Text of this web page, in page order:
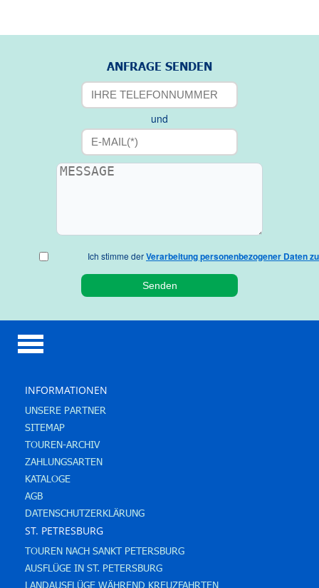
ANFRAGE SENDEN
und
Ich stimme derVerarbeitung personenbezogener Daten zu
INFORMATIONEN
UNSERE PARTNER
SITEMAP
TOUREN-ARCHIV
ZAHLUNGSARTEN
KATALOGE
AGB
DATENSCHUTZERKLÄRUNG
ST. PETRESBURG
TOUREN NACH SANKT PETERSBURG
AUSFLÜGE IN ST. PETERSBURG
LANDAUSFLÜGE WÄHREND KREUZFAHRTEN